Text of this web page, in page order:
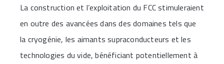
La construction et l’exploitation du FCC stimuleraient
en outre des avancées dans des domaines tels que
la cryogénie, les aimants supraconducteurs et les
technologies du vide, bénéficiant potentiellement à